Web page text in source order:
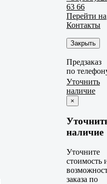
63 66
Перейти на
Контакты
Закрыть
Предзаказ
по
Уточнить
наличие
×
наличие
Уточните
стоимость
заказа по